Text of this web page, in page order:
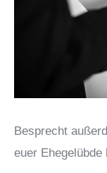
Besprecht
euer Ehegelübde